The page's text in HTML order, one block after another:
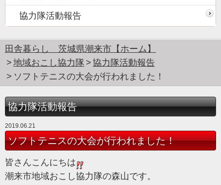
協力隊活動報告
田舎暮らし 茨城県潮来市【ホーム】
地域おこし協力隊
協力隊活動報告
ソフトテニスの大会が行われました！
協力隊活動報告
2019.06.21
ソフトテニスの大会が行われました！
皆さんこんにちは
潮来市地域おこし協力隊の森山です。